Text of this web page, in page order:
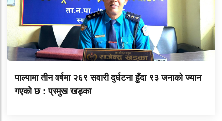
पाल्पामा तीन वर्षमा २६९ सवारी दुर्घटना हुँदा ९३ जनाको ज्यान
गएको छ : प्रमुख खड्का